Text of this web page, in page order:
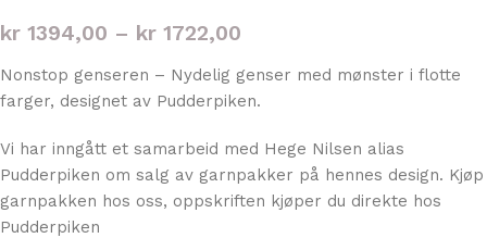
kr 1394,00 – kr 1722,00
Nonstop genseren – Nydelig genser med mønster i flotte
farger, designet av Pudderpiken.
Vi har inngått et samarbeid med Hege Nilsen alias
Pudderpiken om salg av garnpakker på hennes design. Kjøp
garnpakken hos oss, oppskriften kjøper du direkte hos
Pudderpiken